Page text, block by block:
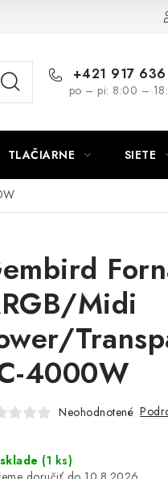
Napíšte
+421 917
po – pi: 8:00 –
TLAČIARNE SIETE
Midi
4000W
Neohodnotené
(1 ks)